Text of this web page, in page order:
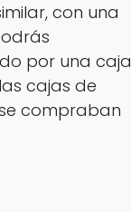
con una
por una caja
cajas de
compraban